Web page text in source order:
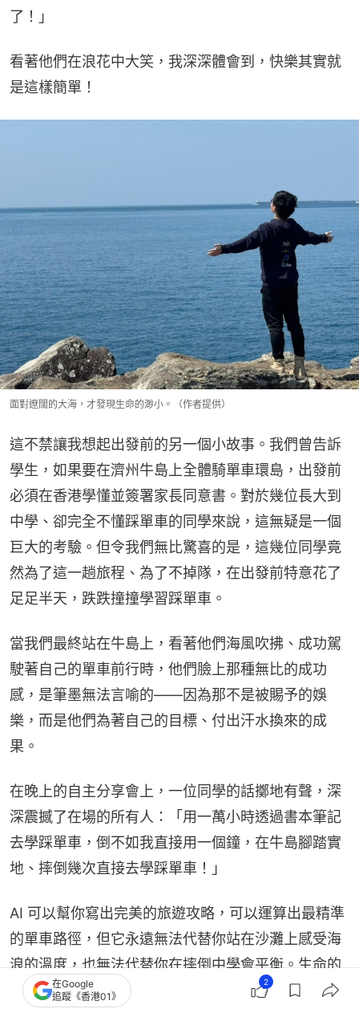
了！」
看著他們在浪花中大笑，我深深體會到，快樂其實就
是這樣簡單！
面對遼闊的大海，才發現生命的渺小。（作者提供）
這不禁讓我想起出發前的另一個小故事。我們曾告訴
學生，如果要在濟州牛島上全體騎單車環島，出發前
必須在香港學懂並簽署家長同意書。對於幾位長大到
中學、卻完全不懂踩單車的同學來說，這無疑是一個
巨大的考驗。但令我們無比驚喜的是，這幾位同學竟
然為了這一趟旅程、為了不掉隊，在出發前特意花了
足足半天，跌跌撞撞學習踩單車。
當我們最終站在牛島上，看著他們海風吹拂、成功駕
駛著自己的單車前行時，他們臉上那種無比的成功
感，是筆墨無法言喻的——因為那不是被賜予的娛
樂，而是他們為著自己的目標、付出汗水換來的成
果。
在晚上的自主分享會上，一位同學的話擲地有聲，深
深震撼了在場的所有人：「用一萬小時透過書本筆記
去學踩單車，倒不如我直接用一個鐘，在牛島腳踏實
地、摔倒幾次直接去學踩單車！」
AI 可以幫你寫出完美的旅遊攻略，可以運算出最精準
的單車路徑，但它永遠無法代替你站在沙灘上感受海
浪的溫度，也無法代替你在摔倒中學會平衡。生命的
底氣，是用雙腳走出來的。
在Google
追蹤《香港01》
2